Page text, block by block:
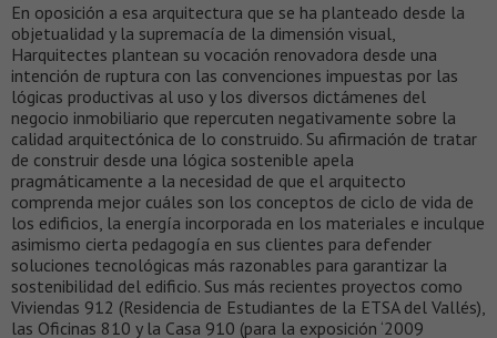
En oposición a esa arquitectura que se ha planteado desde la
objetualidad y la supremacía de la dimensión visual,
Harquitectes plantean su vocación renovadora desde una
intención de ruptura con las convenciones impuestas por las
lógicas productivas al uso y los diversos dictámenes del
negocio inmobiliario que repercuten negativamente sobre la
calidad arquitectónica de lo construido. Su afirmación de tratar
de construir desde una lógica sostenible apela
pragmáticamente a la necesidad de que el arquitecto
comprenda mejor cuáles son los conceptos de ciclo de vida de
los edificios, la energía incorporada en los materiales e inculque
asimismo cierta pedagogía en sus clientes para defender
soluciones tecnológicas más razonables para garantizar la
sostenibilidad del edificio. Sus más recientes proyectos como
Viviendas 912 (Residencia de Estudiantes de la ETSA del Vallés),
las Oficinas 810 y la Casa 910 (para la exposición ‘2009